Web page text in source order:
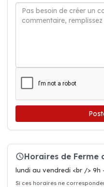
Horaires de Ferme
lundi au vendredi <br /> 9h
Si ces horaires ne